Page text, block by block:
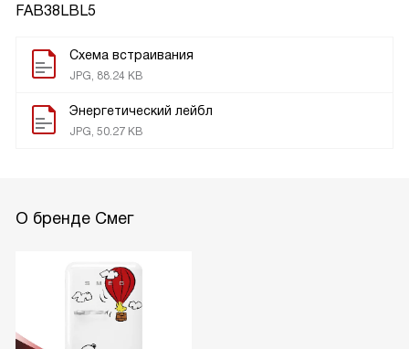
FAB38LBL5
Схема встраивания
JPG, 88.24 KB
Энергетический лейбл
JPG, 50.27 KB
О бренде Смег